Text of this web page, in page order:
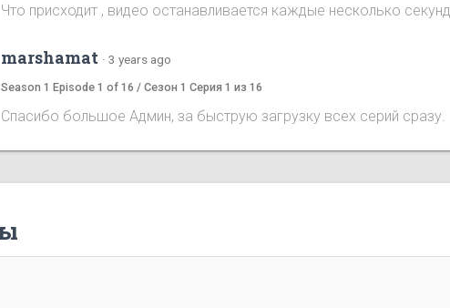
Что присходит , видео останавливается каждые несколько секунд
marshamat · 3 years ago
Season 1 Episode 1 of 16 / Сезон 1 Серия 1 из 16
Спасибо большое Админ, за быструю загрузку всех серий сразу.